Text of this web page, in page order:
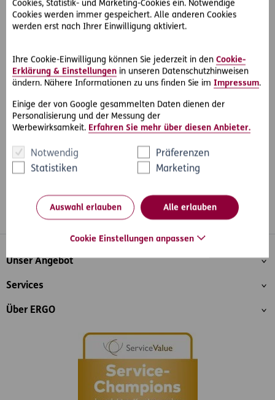
Cookies, Statistik- und Marketing-Cookies ein. Notwendige
Cookies werden immer gespeichert. Alle anderen Cookies
werden erst nach Ihrer Einwilligung aktiviert.
Ihre Cookie-Einwilligung können Sie jederzeit in den Cookie-
Erklärung & Einstellungen in unseren Datenschutzhinweisen
ändern. Nähere Informationen zu uns finden Sie im Impressum.
Einige der von Google gesammelten Daten dienen der
Personalisierung und der Messung der
Werbewirksamkeit. Erfahren Sie mehr über diesen Anbieter.
Notwendig
Präferenzen
Statistiken
Marketing
Auswahl erlauben Alle erlauben
Cookie Einstellungen anpassen
Aufgrund der zulässig vereinbarten Versetzungsanweisung
im Arbeitsvertrag muss Frau M. wieder als Verkäuferin
#Rechtsprechung #Arbeit & Soziales
WhatsappFacebookInstagramLinkedInBlog
Inhaltsübersicht
Unser Angebot
Services
Über ERGO